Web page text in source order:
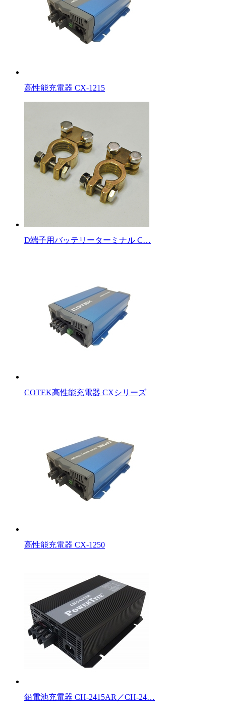
高性能充電器 CX-1215
D端子用バッテリーターミナル C…
COTEK高性能充電器 CXシリーズ
高性能充電器 CX-1250
鉛電池充電器 CH-2415AR／CH-24…